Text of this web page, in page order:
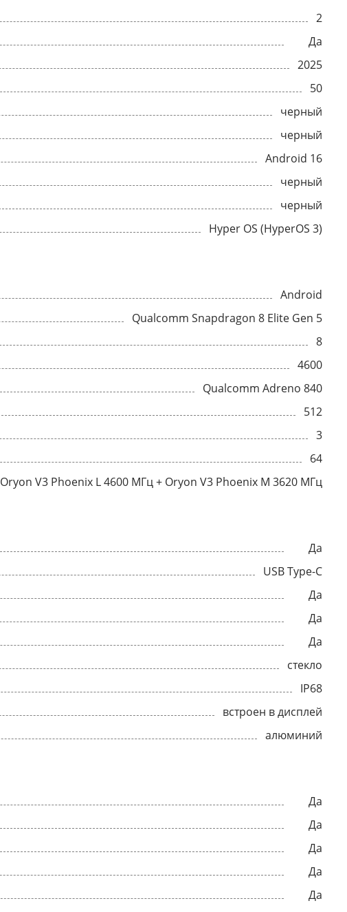
2
Да
2025
50
черный
черный
Android 16
черный
черный
Hyper OS (HyperOS 3)
Android
Qualcomm Snapdragon 8 Elite Gen 5
8
4600
Qualcomm Adreno 840
512
3
64
Oryon V3 Phoenix L 4600 МГц + Oryon V3 Phoenix M 3620 МГц
Да
USB Type-C
Да
Да
Да
стекло
IP68
встроен в дисплей
алюминий
Да
Да
Да
Да
Да